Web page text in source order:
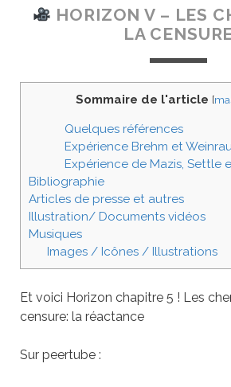
HORIZON V – LES
LA
Sommaire de l'article [
Quelques références
Expérience Brehm et
Expérience de Mazis, Settle
Bibliographie
Articles de presse et autres
Illustration/ Documents vidéos
Musiques
Images / Icônes / Illustrations
Et voici Horizon chapitre 5 ! Les
censure: la réactance
Sur peertube :